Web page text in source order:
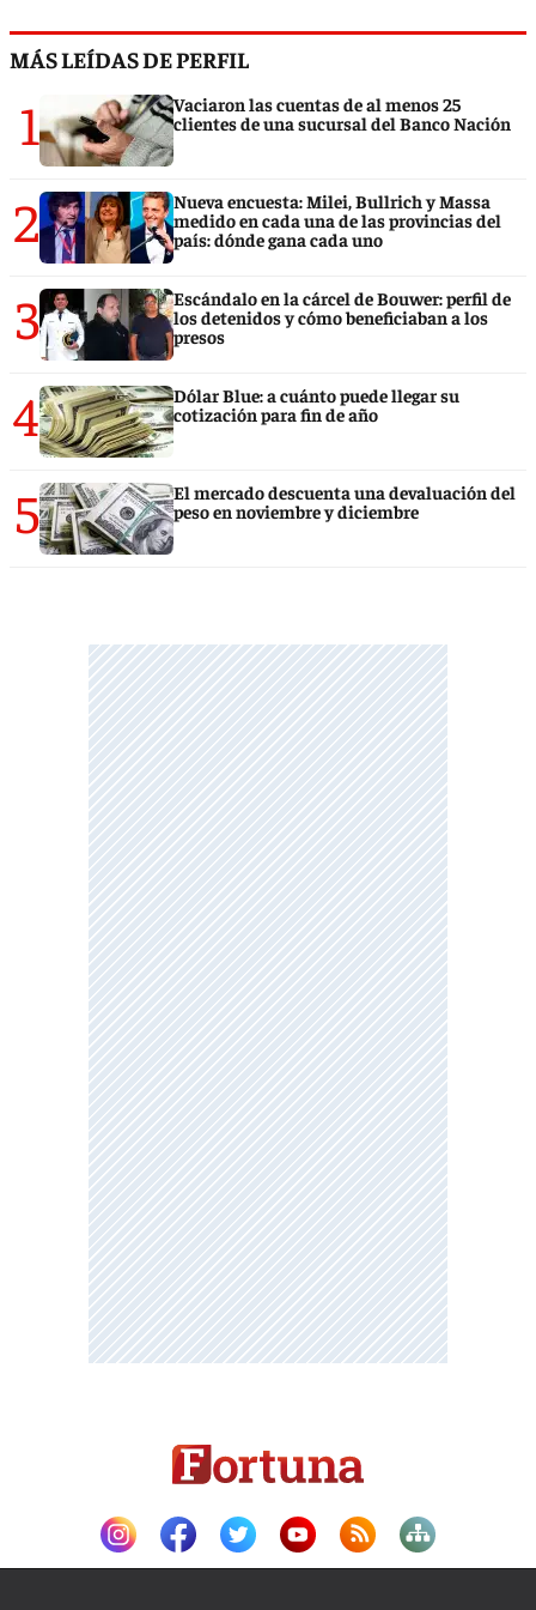
MÁS LEÍDAS DE PERFIL
1
Vaciaron las cuentas de al menos 25
clientes de una sucursal del Banco Nación
2
Nueva encuesta: Milei, Bullrich y Massa
medido en cada una de las provincias del
país: dónde gana cada uno
3
Escándalo en la cárcel de Bouwer: perfil de
los detenidos y cómo beneficiaban a los
presos
4
Dólar Blue: a cuánto puede llegar su
cotización para fin de año
5
El mercado descuenta una devaluación del
peso en noviembre y diciembre